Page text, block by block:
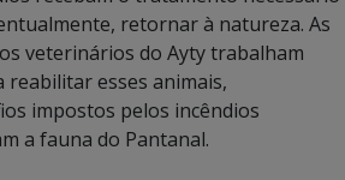
retornar à natureza. As
veterinários do Ayty trabalham
reabilitar esses animais,
impostos pelos incêndios
a fauna do Pantanal.